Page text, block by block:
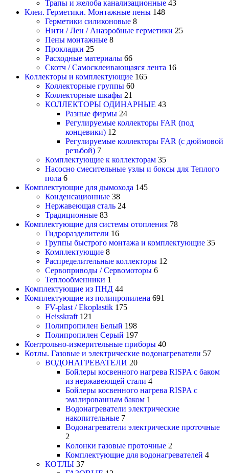
Трапы и желоба канализационные 43
Клеи. Герметики. Монтажные пены 148
Герметики силиконовые 8
Нити / Лен / Анаэробные герметики 25
Пены монтажные 8
Прокладки 25
Расходные материалы 66
Скотч / Самосклеивающаяся лента 16
Коллекторы и комплектующие 165
Коллекторные группы 60
Коллекторные шкафы 21
КОЛЛЕКТОРЫ ОДИНАРНЫЕ 43
Разные фирмы 24
Регулируемые коллекторы FAR (под
концевики) 12
Регулируемые коллекторы FAR (с дюймовой
резьбой) 7
Комплектующие к коллекторам 35
Насосно смесительные узлы и боксы для Теплого
пола 6
Комплектующие для дымохода 145
Конденсационные 38
Нержавеющая сталь 24
Традиционные 83
Комплектующие для системы отопления 78
Гидроразделители 16
Группы быстрого монтажа и комплектующие 35
Комплектующие 8
Распределительные коллекторы 12
Сервоприводы / Сервомоторы 6
Теплообменники 1
Комплектующие из ПНД 44
Комплектующие из полипропилена 691
FV-plast / Ekoplastik 175
Heisskraft 121
Полипропилен Белый 198
Полипропилен Серый 197
Контрольно-измерительные приборы 40
Котлы. Газовые и электрические водонагреватели 57
ВОДОНАГРЕВАТЕЛИ 20
Бойлеры косвенного нагрева RISPA с баком
из нержавеющей стали 4
Бойлеры косвенного нагрева RISPA с
эмалированным баком 1
Водонагреватели электрические
накопительные 7
Водонагреватели электрические проточные
2
Колонки газовые проточные 2
Комплектующие для водонагревателей 4
КОТЛЫ 37